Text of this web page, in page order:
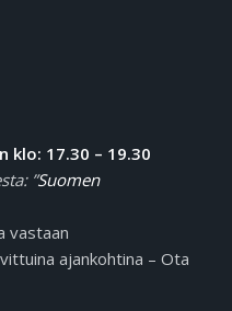
klo: 17.30 – 19.30
”Suomen
vastaan
ajankohtina – Ota